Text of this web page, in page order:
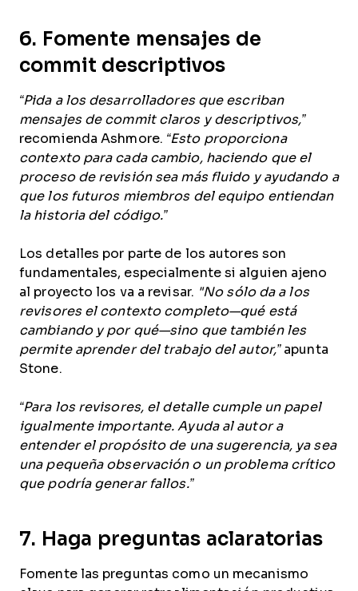
6. Fomente mensajes de
commit descriptivos
“Pida a los desarrolladores que escriban
mensajes de commit claros y descriptivos,”
recomienda Ashmore. “Esto proporciona
contexto para cada cambio, haciendo que el
proceso de revisión sea más fluido y ayudando a
que los futuros miembros del equipo entiendan
la historia del código.”
Los detalles por parte de los autores son
fundamentales, especialmente si alguien ajeno
al proyecto los va a revisar. "No sólo da a los
revisores el contexto completo—qué está
cambiando y por qué—sino que también les
permite aprender del trabajo del autor,”apunta
Stone.
“Para los revisores, el detalle cumple un papel
igualmente importante. Ayuda al autor a
entender el propósito de una sugerencia, ya sea
una pequeña observación o un problema crítico
que podría generar fallos.”
7. Haga preguntas aclaratorias
Fomente las preguntas como un mecanismo